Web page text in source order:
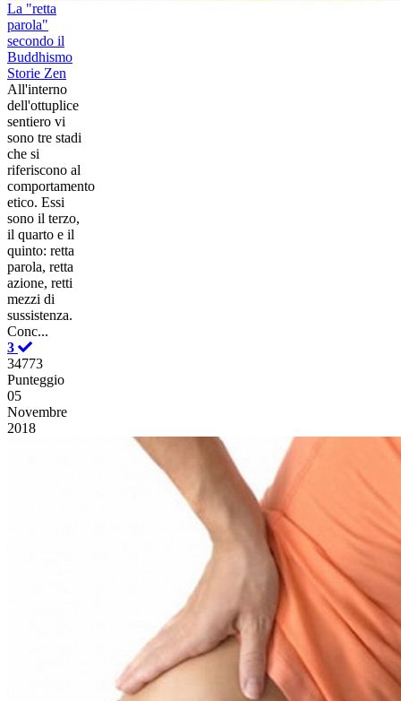
La "retta
parola"
secondo il
Buddhismo
Storie Zen
All'interno
dell'ottuplice
sentiero vi
sono tre stadi
che si
riferiscono al
comportamento
etico. Essi
sono il terzo,
il quarto e il
quinto: retta
parola, retta
azione, retti
mezzi di
sussistenza.
Conc...
3
34773
Punteggio
05
Novembre
2018